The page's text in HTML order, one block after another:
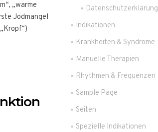
„warme
Jodmangel
Datenschutzerklärung
Indikationen
Krankheiten & Syndrome
Manuelle Therapien
Rhythmen & Frequenzen
Sample Page
Seiten
Spezielle Indikationen